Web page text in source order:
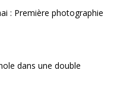
: Première photographie
dans une double